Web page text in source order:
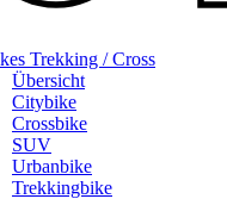
Trekking / Cross
Übersicht
Citybike
Crossbike
SUV
Urbanbike
Trekkingbike